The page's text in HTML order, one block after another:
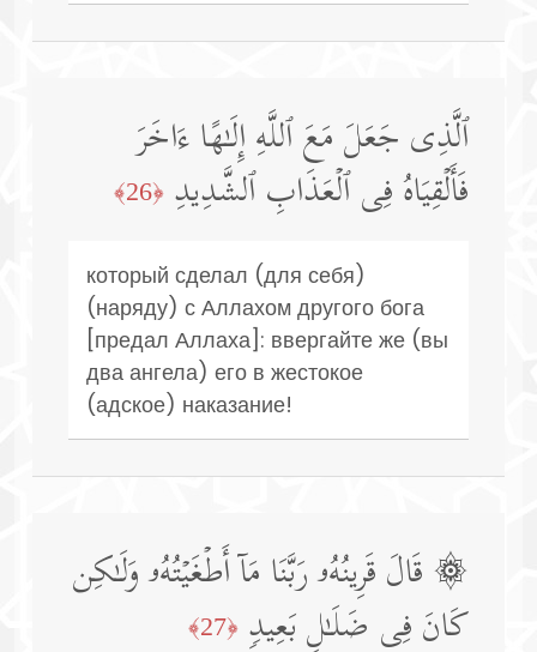
ٱلَّذِی جَعَلَ مَعَ ٱللَّهِ إِلَـٰهًا ءَاخَرَ
فَأَلۡقِیَاهُ فِی ٱلۡعَذَابِ ٱلشَّدِیدِ ﴿26﴾
который сделал (для себя)
(наряду) с Аллахом другого бога
[предал Аллаха]: ввергайте же (вы
два ангела) его в жестокое
(адское) наказание!
۞ قَالَ قَرِینُهُۥ رَبَّنَا مَاۤ أَطۡغَیۡتُهُۥ وَلَـٰكِن
كَانَ فِی ضَلَـٰلِۭ بَعِیدࣲ ﴿27﴾